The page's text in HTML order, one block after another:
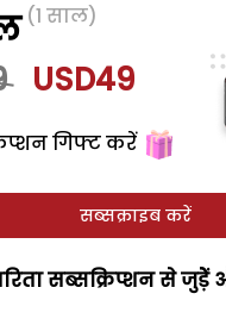
(1 साल)
USD49
गिफ्ट करें
सब्सक्राइब करें
सब्सक्रिप्शन से जुड़ेें